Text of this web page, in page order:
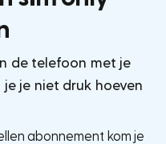
de telefoon met je
je niet druk hoeven
abonnement kom je